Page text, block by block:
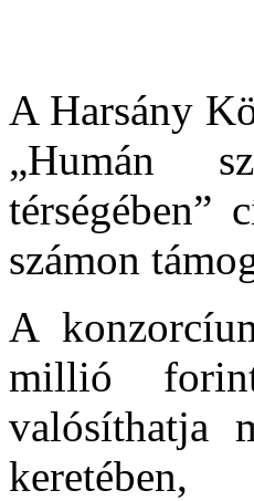
A Harsány
„Humán
térségében”
számon
A
millió
valósíthatja
keretében,